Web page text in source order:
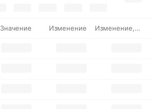
Значение Изменение Изменение, %